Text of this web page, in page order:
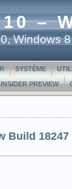
–
Windows
SYSTÈME
PREVIEW
Build